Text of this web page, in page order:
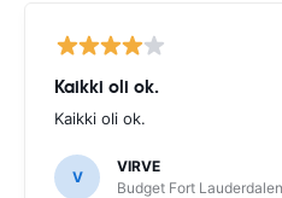
Kaikki oli ok.
Kaikki oli ok.
V
VIRVE
Budget Fort